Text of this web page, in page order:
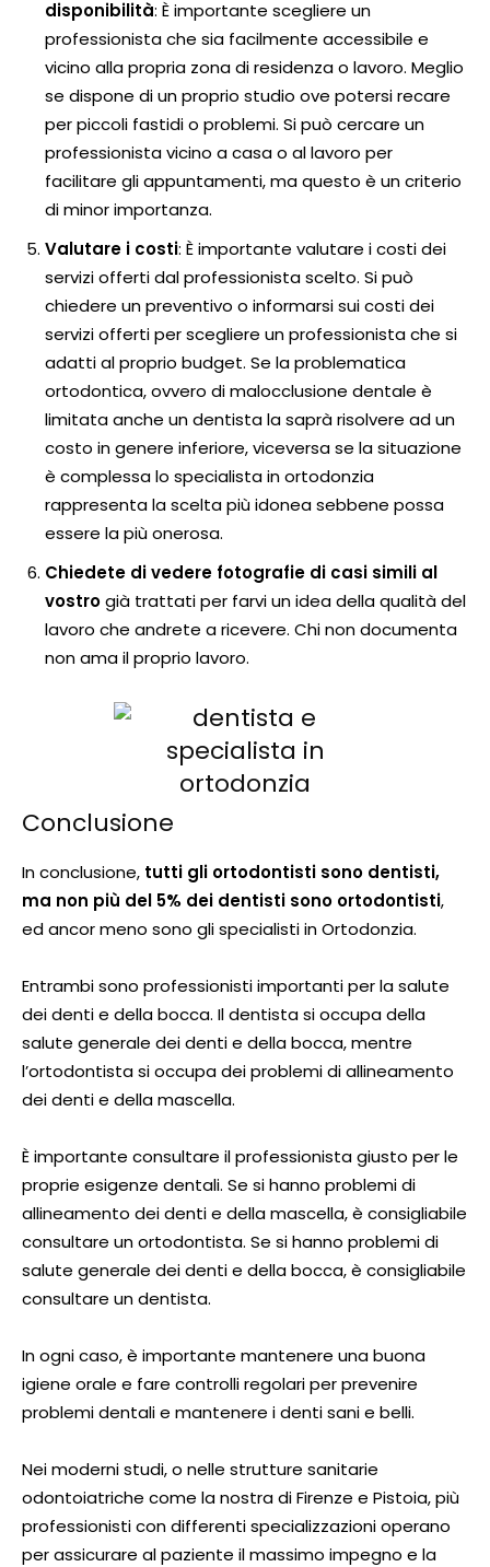
disponibilità: È importante scegliere un
professionista che sia facilmente accessibile e
vicino alla propria zona di residenza o lavoro. Meglio
se dispone di un proprio studio ove potersi recare
per piccoli fastidi o problemi. Si può cercare un
professionista vicino a casa o al lavoro per
facilitare gli appuntamenti, ma questo è un criterio
di minor importanza.
Valutare i costi: È importante valutare i costi dei
servizi offerti dal professionista scelto. Si può
chiedere un preventivo o informarsi sui costi dei
servizi offerti per scegliere un professionista che si
adatti al proprio budget. Se la problematica
ortodontica, ovvero di malocclusione dentale è
limitata anche un dentista la saprà risolvere ad un
costo in genere inferiore, viceversa se la situazione
è complessa lo specialista in ortodonzia
rappresenta la scelta più idonea sebbene possa
essere la più onerosa.
Chiedete di vedere fotografie di casi simili al
vostrogià trattati per farvi un idea della qualità del
lavoro che andrete a ricevere. Chi non documenta
non ama il proprio lavoro.
Conclusione
In conclusione, tutti gli ortodontisti sono dentisti,
ma non più del 5% dei dentisti sono ortodontisti,
ed ancor meno sono gli specialisti in Ortodonzia.
Entrambi sono professionisti importanti per la salute
dei denti e della bocca. Il dentista si occupa della
salute generale dei denti e della bocca, mentre
l’ortodontista si occupa dei problemi di allineamento
dei denti e della mascella.
È importante consultare il professionista giusto per le
proprie esigenze dentali. Se si hanno problemi di
allineamento dei denti e della mascella, è consigliabile
consultare un ortodontista. Se si hanno problemi di
salute generale dei denti e della bocca, è consigliabile
consultare un dentista.
In ogni caso, è importante mantenere una buona
igiene orale e fare controlli regolari per prevenire
problemi dentali e mantenere i denti sani e belli.
Nei moderni studi, o nelle strutture sanitarie
odontoiatriche come la nostra di Firenze e Pistoia, più
professionisti con differenti specializzazioni operano
per assicurare al paziente il massimo impegno e la